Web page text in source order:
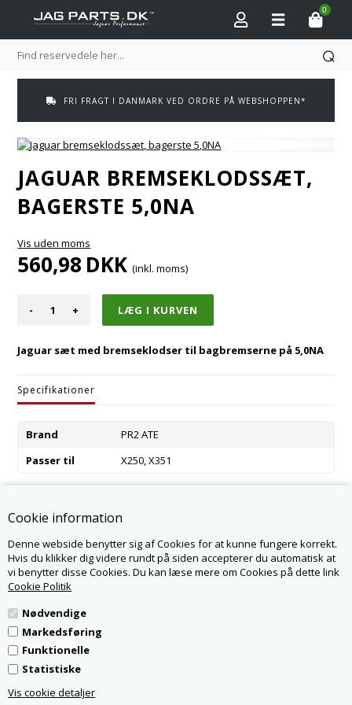
Cookie information
Denne webside benytter sig af Cookies for at kunne fungere korrekt.
Hvis du klikker dig videre rundt på siden accepterer du automatisk at
vi benytter disse Cookies. Du kan læse mere om Cookies på dette link
Cookie Politik
Nødvendige
Markedsføring
Funktionelle
Statistiske
Vis cookie detaljer
0
FRI FRAGT I DANMARK VED ORDRE PÅ WEBSHOPPEN*
JAGUAR BREMSEKLODSSÆT,
BAGERSTE 5,0NA
Vis uden moms
560,98 DKK (inkl. moms)
- +
Jaguar sæt med bremseklodser til bagbremserne på 5,0NA
Specifikationer
Brand
PR2 ATE
Passer til
X250, X351
KONTAKT OS
JAGPARTS.DK - LR PARTS DENMARK APS
NØRSKOVVEJ 1A
8660 SKANDERBORG
INFO@JAGPARTS.DK
TLF.
82307007
CVR 31476739
VI SVARER E-MAILS HURTIGST MULIGT,